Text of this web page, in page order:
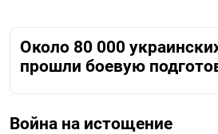
Около 80 000
прошли боевую
Война на истощение